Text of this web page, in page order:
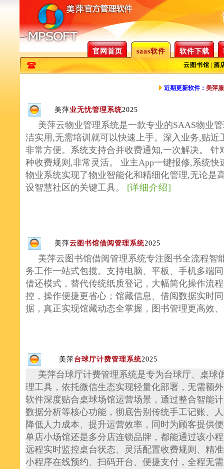
-->
官网首页 saas软件 软件下载
云图书馆 酒
近期更新软件： 美萍
美萍业无忧管理系统2025
美萍云物业管理系统是一款专业的SAAS物业
洁实用,无需培训就可以快速上手。深入业务,贴
非常方便。系统支持合并收费通知,一次解决。
种收费规则,非常灵活。 业主App一键报修,系统
物业系统实现了物业智能化和精细化管理,无论是
设智慧社区的关键工具。 [详细介绍]
美萍云图书馆借阅管理系统2025
美萍云图书馆借阅管理系统专注图书全流程智
务工作一站式包揽。支持电脑、平板、手机多端
借还模式，替代传统纸质登记，大幅简化操作流
控，操作便捷更省心；馆藏信息、借阅数据实时
据，真正实现馆藏动态全掌握，图书管理更高效
美萍台球厅计费管理系统2025
美萍台球厅计费管理系统是专为台球厅、桌球
理工具，依托微信生态实现轻量化部署，无需额
软件深度贴合桌球场馆运营场景，通过整合智能
数据分析等核心功能，彻底告别传统手工记账、
降低人力成本、提升运营效率，同时为顾客提供
单店小场馆还是多分店连锁品牌，都能通过该小
远程实时监控桌台状态、灵活配置收费规则、精
小程序在线预约、扫码开台、便捷支付，全程无